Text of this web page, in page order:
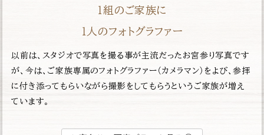
１組のご家族に
１人のフォトグラファー
以前は、スタジオで写真を撮る事が主流だったお宮参り写真です
が、今は、ご家族専属のフォトグラファー（カメラマン）をよび、参拝
に付き添ってもらいながら撮影をしてもらうというご家族が増え
ています。